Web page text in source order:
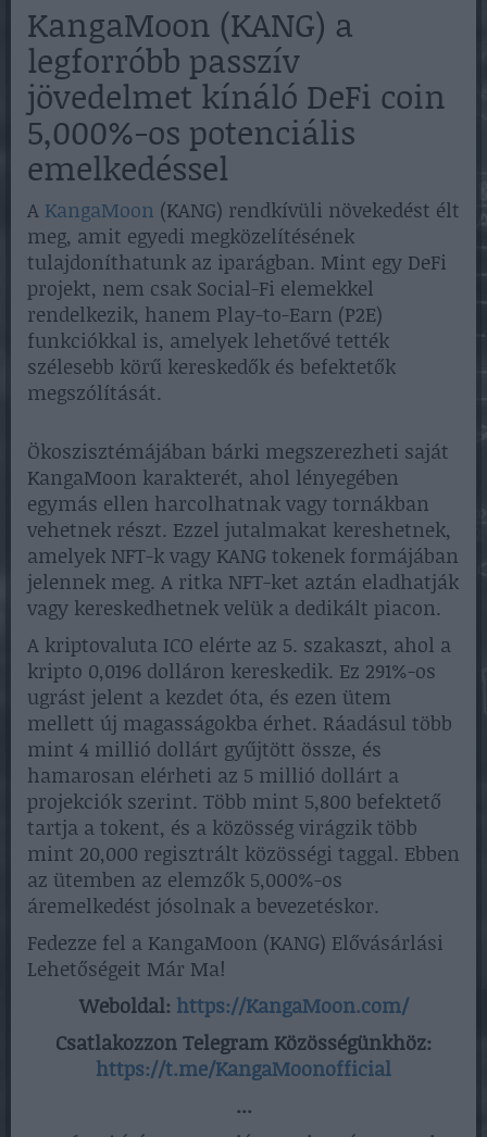
KangaMoon (KANG) a
legforróbb passzív
jövedelmet kínáló DeFi coin
5,000%-os potenciális
emelkedéssel
A KangaMoon (KANG) rendkívüli növekedést élt
meg, amit egyedi megközelítésének
tulajdoníthatunk az iparágban. Mint egy DeFi
projekt, nem csak Social-Fi elemekkel
rendelkezik, hanem Play-to-Earn (P2E)
funkciókkal is, amelyek lehetővé tették
szélesebb körű kereskedők és befektetők
megszólítását.
Ökoszisztémájában bárki megszerezheti saját
KangaMoon karakterét, ahol lényegében
egymás ellen harcolhatnak vagy tornákban
vehetnek részt. Ezzel jutalmakat kereshetnek,
amelyek NFT-k vagy KANG tokenek formájában
jelennek meg. A ritka NFT-ket aztán eladhatják
vagy kereskedhetnek velük a dedikált piacon.
A kriptovaluta ICO elérte az 5. szakaszt, ahol a
kripto 0,0196 dolláron kereskedik. Ez 291%-os
ugrást jelent a kezdet óta, és ezen ütem
mellett új magasságokba érhet. Ráadásul több
mint 4 millió dollárt gyűjtött össze, és
hamarosan elérheti az 5 millió dollárt a
projekciók szerint. Több mint 5,800 befektető
tartja a tokent, és a közösség virágzik több
mint 20,000 regisztrált közösségi taggal. Ebben
az ütemben az elemzők 5,000%-os
áremelkedést jósolnak a bevezetéskor.
Fedezze fel a KangaMoon (KANG) Elővásárlási
Lehetőségeit Már Ma!
Weboldal: https://KangaMoon.com/
Csatlakozzon Telegram Közösségünkhöz:
https://t.me/KangaMoonofficial
...